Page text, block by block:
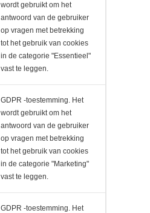
wordt gebruikt om het
antwoord van de gebruiker
op vragen met betrekking
tot het gebruik van cookies
in de categorie "Essentieel"
vast te leggen.
GDPR -toestemming. Het
wordt gebruikt om het
antwoord van de gebruiker
op vragen met betrekking
tot het gebruik van cookies
in de categorie "Marketing"
vast te leggen.
GDPR -toestemming. Het